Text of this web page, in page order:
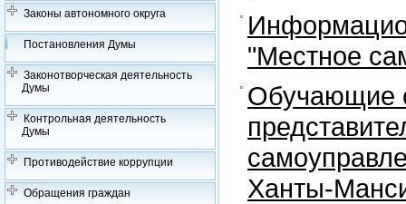
Законы автономного округа
Постановления Думы
Законотворческая деятельность
Думы
Контрольная деятельность
Думы
Противодействие коррупции
Обращения граждан
"Местное
Обучающие
Ханты-